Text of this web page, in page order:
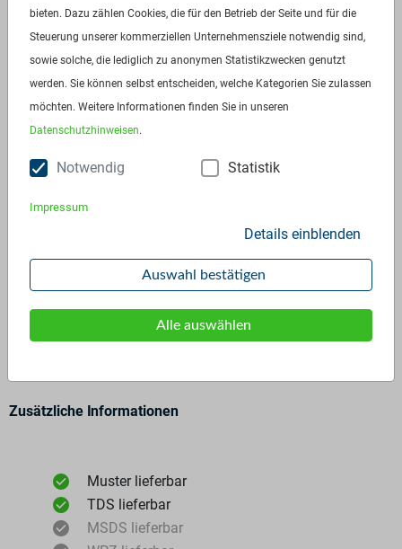
Frequenz:Auf Anfrage
Menge:Auf Anfrage
Preis:Auf Anfrage
Allgemeine Angaben
Materialtyp
Neuware
Polymer
PP - 100%
Zusätzliche Informationen
Muster lieferbar
TDS lieferbar
MSDS lieferbar
bieten. Dazu zählen Cookies, die für den Betrieb der Seite und für die
Steuerung unserer kommerziellen Unternehmensziele notwendig sind,
sowie solche, die lediglich zu anonymen Statistikzwecken genutzt
werden. Sie können selbst entscheiden, welche Kategorien Sie zulassen
möchten. Weitere Informationen finden Sie in unseren
Datenschutzhinweisen.
Notwendig Statistik
Impressum
Details einblenden
Auswahl bestätigen
Alle auswählen